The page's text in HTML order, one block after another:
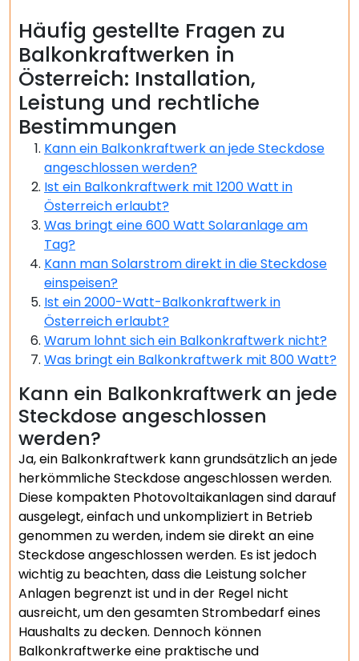
Häufig gestellte Fragen zu
Balkonkraftwerken in
Österreich: Installation,
Leistung und rechtliche
Bestimmungen
Kann ein Balkonkraftwerk an jede Steckdose
angeschlossen werden?
Ist ein Balkonkraftwerk mit 1200 Watt in
Österreich erlaubt?
Was bringt eine 600 Watt Solaranlage am
Tag?
Kann man Solarstrom direkt in die Steckdose
einspeisen?
Ist ein 2000-Watt-Balkonkraftwerk in
Österreich erlaubt?
Warum lohnt sich ein Balkonkraftwerk nicht?
Was bringt ein Balkonkraftwerk mit 800 Watt?
Kann ein Balkonkraftwerk an jede
Steckdose angeschlossen
werden?
Ja, ein Balkonkraftwerk kann grundsätzlich an jede
herkömmliche Steckdose angeschlossen werden.
Diese kompakten Photovoltaikanlagen sind darauf
ausgelegt, einfach und unkompliziert in Betrieb
genommen zu werden, indem sie direkt an eine
Steckdose angeschlossen werden. Es ist jedoch
wichtig zu beachten, dass die Leistung solcher
Anlagen begrenzt ist und in der Regel nicht
ausreicht, um den gesamten Strombedarf eines
Haushalts zu decken. Dennoch können
Balkonkraftwerke eine praktische und